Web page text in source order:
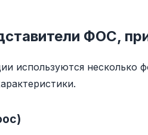
ФОС,
используются несколько